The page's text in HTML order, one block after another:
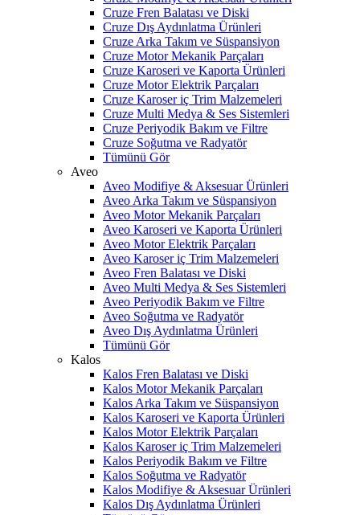
Cruze Fren Balatası ve Diski
Cruze Dış Aydınlatma Ürünleri
Cruze Arka Takım ve Süspansiyon
Cruze Motor Mekanik Parçaları
Cruze Karoseri ve Kaporta Ürünleri
Cruze Motor Elektrik Parçaları
Cruze Karoser iç Trim Malzemeleri
Cruze Multi Medya & Ses Sistemleri
Cruze Periyodik Bakım ve Filtre
Cruze Soğutma ve Radyatör
Tümünü Gör
Aveo
Aveo Modifiye & Aksesuar Ürünleri
Aveo Arka Takım ve Süspansiyon
Aveo Motor Mekanik Parçaları
Aveo Karoseri ve Kaporta Ürünleri
Aveo Motor Elektrik Parçaları
Aveo Karoser iç Trim Malzemeleri
Aveo Fren Balatası ve Diski
Aveo Multi Medya & Ses Sistemleri
Aveo Periyodik Bakım ve Filtre
Aveo Soğutma ve Radyatör
Aveo Dış Aydınlatma Ürünleri
Tümünü Gör
Kalos
Kalos Fren Balatası ve Diski
Kalos Motor Mekanik Parçaları
Kalos Arka Takım ve Süspansiyon
Kalos Karoseri ve Kaporta Ürünleri
Kalos Motor Elektrik Parçaları
Kalos Karoser iç Trim Malzemeleri
Kalos Periyodik Bakım ve Filtre
Kalos Soğutma ve Radyatör
Kalos Modifiye & Aksesuar Ürünleri
Kalos Dış Aydınlatma Ürünleri